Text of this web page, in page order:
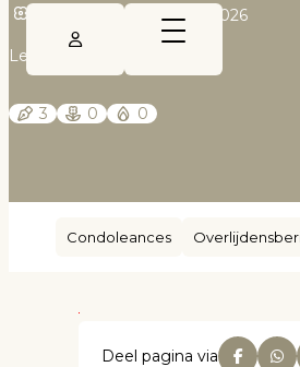
• 30 mei 2026
Leeuwarder Courant
3 0 0
Condoleances
Deel pagina via